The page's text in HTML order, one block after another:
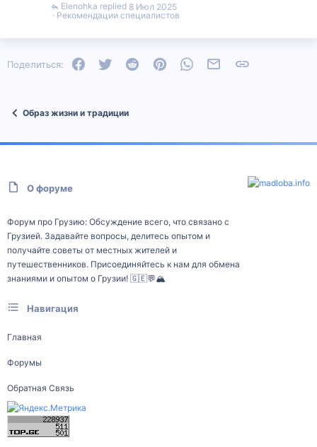
Рекомендации специалистов
8 Июл 2025
Elenohka
Поделиться: FacebookTwitter Reddit PinterestWhatsAppЭлектронная почта
Образ жизни и традиции
О форуме
Форум про Грузию: Обсуждение всего, что связано с
Грузией. Задавайте вопросы, делитесь опытом и
получайте советы от местных жителей и
путешественников. Присоединяйтесь к нам для обмена
знаниями и опытом о Грузии! 🇬🇪💬🏔️
Навигация
Главная
Форумы
Обратная Связь